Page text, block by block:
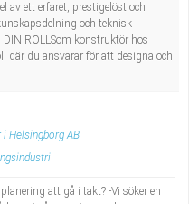
av ett erfaret, prestigelöst och
och teknisk
ROLLSom konstruktör hos
där du ansvarar för att designa och
Helsingborg AB
att gå i takt? -Vi söker en